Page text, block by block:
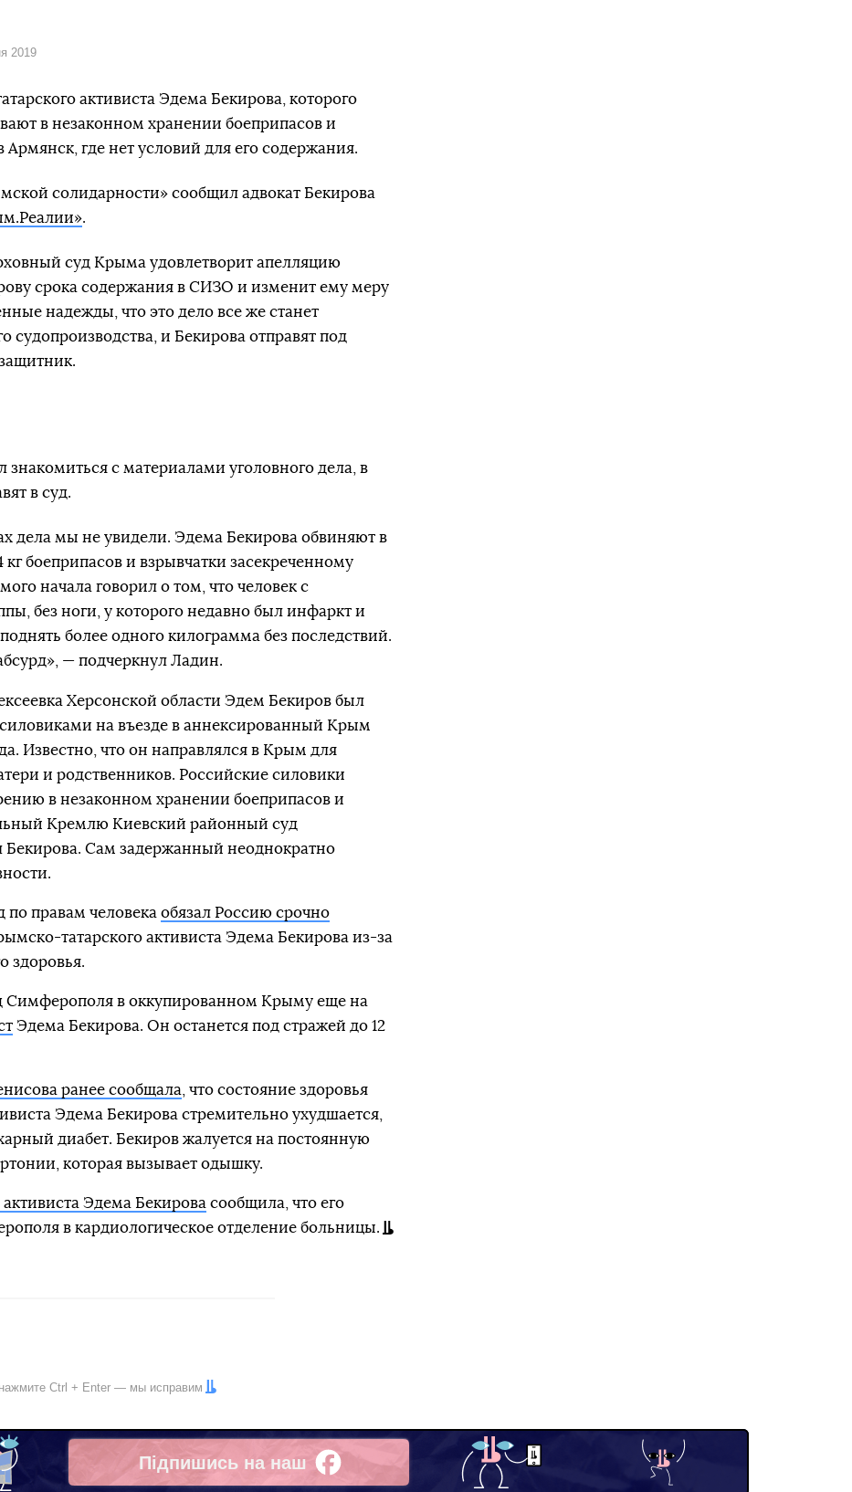
2019
активиста Эдема Бекирова, которого
в незаконном хранении боеприпасов и
Армянск, где нет условий для его содержания.
солидарности» сообщил адвокат Бекирова
.
суд Крыма удовлетворит апелляцию
срока содержания в СИЗО и изменит ему меру
надежды, что это дело все же станет
и Бекирова отправят под
знакомиться с материалами уголовного дела, в
в суд.
дела мы не увидели. Эдема Бекирова обвиняют в
кг боеприпасов и взрывчатки засекреченному
начала говорил о том, что человек с
без ноги, у которого недавно был инфаркт и
более одного килограмма без последствий.
— подчеркнул Ладин.
Херсонской области Эдем Бекиров был
на въезде в аннексированный Крым
Известно, что он направлялся в Крым для
и родственников. Российские силовики
в незаконном хранении боеприпасов и
Кремлю Киевский районный суд
Бекирова. Сам задержанный неоднократно
по правам человека обязал Россию срочно
татарского активиста Эдема Бекирова из-за
здоровья.
Симферополя в оккупированном Крыму еще на
Эдема Бекирова. Он останется под стражей до 12
ранее сообщала , что состояние здоровья
Эдема Бекирова стремительно ухудшается,
диабет. Бекиров жалуется на постоянную
которая вызывает одышку.
Эдема Бекирова сообщила, что его
в кардиологическое отделение больницы.
Ctrl + Enter — мы исправим
Підпишись на наш
Facebook